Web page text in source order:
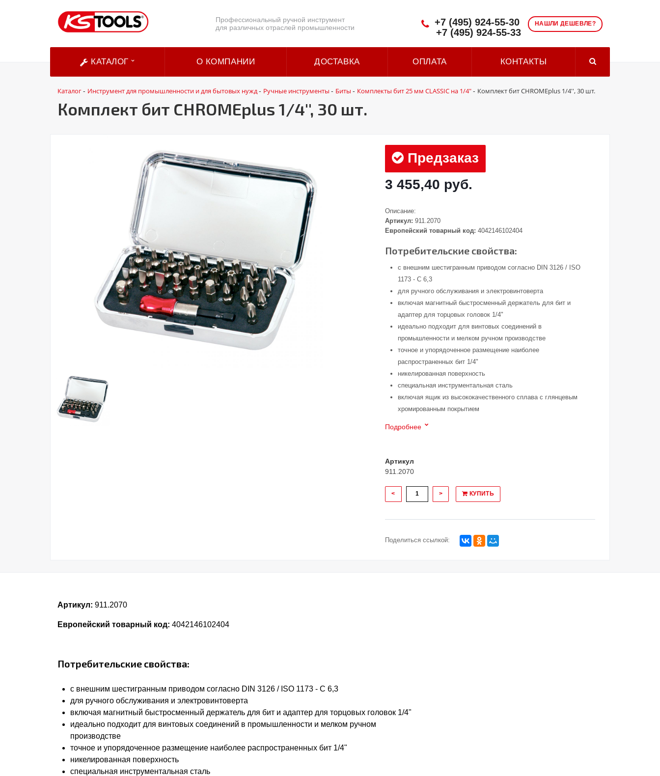
Профессиональный ручной инструмент
для различных отраслей промышленности
НАШЛИ ДЕШЕВЛЕ?
+7 (495) 924-55-30
+7 (495) 924-55-33
КАТАЛОГ О КОМПАНИИ ДОСТАВКА ОПЛАТА КОНТАКТЫ
Каталог- Инструмент для промышленности и для бытовых нужд- Ручные инструменты - Биты - Комплекты бит 25 мм CLASSIC на 1/4"- Комплект бит CHROMEplus 1/4'', 30 шт.
Комплект бит CHROMEplus 1/4'', 30 шт.
Предзаказ
3 455,40 руб.
Описание:
Артикул: 911.2070
Европейский товарный код: 4042146102404
Потребительские свойства:
с внешним шестигранным приводом согласно DIN 3126 / ISO
1173 - C 6,3
для ручного обслуживания и электровинтоверта
включая магнитный быстросменный держатель для бит и
адаптер для торцовых головок 1/4"
идеально подходит для винтовых соединений в
промышленности и мелком ручном производстве
точное и упорядоченное размещение наиболее
распространенных бит 1/4"
никелированная поверхность
специальная инструментальная сталь
включая ящик из высококачественного сплава с глянцевым
хромированным покрытием
Подробнее
Артикул
911.2070
< > КУПИТЬ
Поделиться ссылкой:
Артикул: 911.2070
Европейский товарный код: 4042146102404
Потребительские свойства:
с внешним шестигранным приводом согласно DIN 3126 / ISO 1173 - C 6,3
для ручного обслуживания и электровинтоверта
включая магнитный быстросменный держатель для бит и адаптер для торцовых головок 1/4"
идеально подходит для винтовых соединений в промышленности и мелком ручном
производстве
точное и упорядоченное размещение наиболее распространенных бит 1/4"
никелированная поверхность
специальная инструментальная сталь